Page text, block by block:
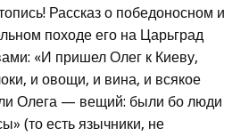
Рассказ о победоносном и
походе его на Царьград
«И пришел Олег к Киеву,
и овощи, и вина, и всякое
Олега — вещий: были бо люди
(то есть язычники, не